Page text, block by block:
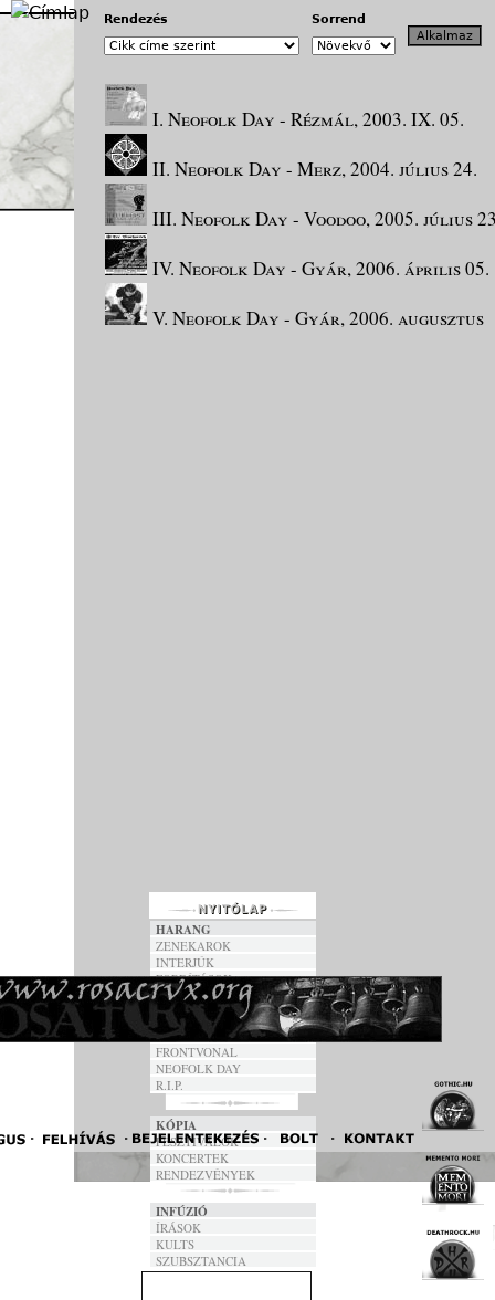
Jump to navigation
Rendezés Sorrend
I. Neofolk Day - Rézmál, 2003. IX. 05.
II. Neofolk Day - Merz, 2004. július 24.
III. Neofolk Day - Voodoo, 2005. július
IV. Neofolk Day - Gyár, 2006. április 05.
V. Neofolk Day - Gyár, 2006. augusztus
HARANG
ZENEKAROK
INTERJÚK
FORDÍTÁSOK
DALSZÖVEGEK
ANNO
FRONTVONAL
NEOFOLK DAY
R.I.P.
KÓPIA
FESZTIVÁLOK
KONCERTEK
RENDEZVÉNYEK
INFÚZIÓ
ÍRÁSOK
KULTS
SZUBSZTANCIA